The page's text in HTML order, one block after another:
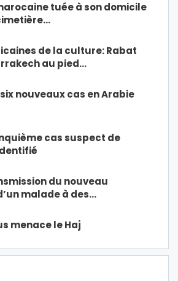
tuée à son domicile
de la culture: Rabat
au pied…
nouveaux cas en Arabie
cas suspect de
du nouveau
malade à des…
menace le Haj